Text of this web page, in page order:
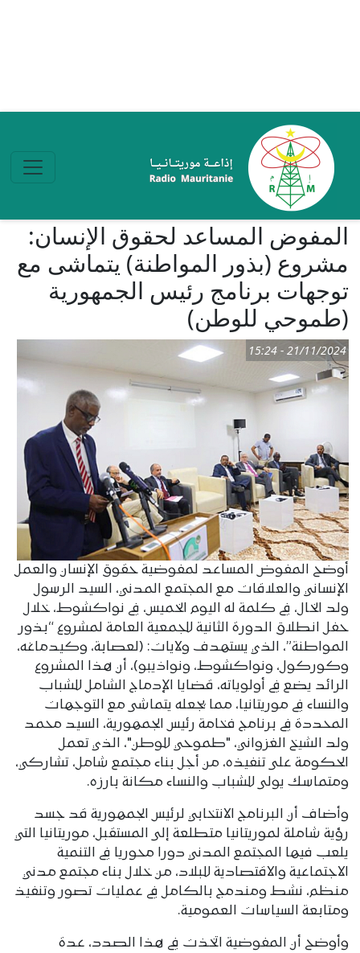
المفوض المساعد لحقوق الإنسان:
مشروع (بذور المواطنة) يتماشى مع
توجهات برنامج رئيس الجمهورية
(طموحي للوطن)
21/11/2024 - 15:24
أوضح المفوض المساعد لمفوضية حقوق الإنسان والعمل
الإنساني والعلاقات مع المجتمع المدني، السيد الرسول
ولد الخال، في كلمة له اليوم الخميس، في نواكشوط، خلال
حفل انطلاق الدورة الثانية للجمعية العامة لمشروع “بذور
المواطنة”، الذي يستهدف ولايات: (لعصابة، وكيدماغه،
وكوركول، ونواكشوط، ونواذيبو)، أن هذا المشروع
الرائد يضع في أولوياته، قضايا الإدماج الشامل للشباب
والنساء في موريتانيا، مما يجعله يتماشى مع التوجهات
المحددة في برنامج فخامة رئيس الجمهورية، السيد محمد
ولد الشيخ الغزواني، "طموحي للوطن"، الذي تعمل
الحكومة على تنفيذه، من أجل بناء مجتمع شامل، تشاركي،
ومتماسك يولى للشباب والنساء مكانة بارزه.
وأضاف أن البرنامج الانتخابي لرئيس الجمهورية قد جسد
رؤية شاملة لموريتانيا متطلعة إلى المستقبل، موريتانيا التي
يلعب فيها المجتمع المدني دورا محوريا في التنمية
الاجتماعية والاقتصادية للبلاد، من خلال بناء مجتمع مدني
منظم، نشط ومندمج بالكامل في عمليات تصور وتنفيذ
ومتابعة السياسات العمومية.
وأوضح أن المفوضية اتخذت في هذا الصدد، عدة